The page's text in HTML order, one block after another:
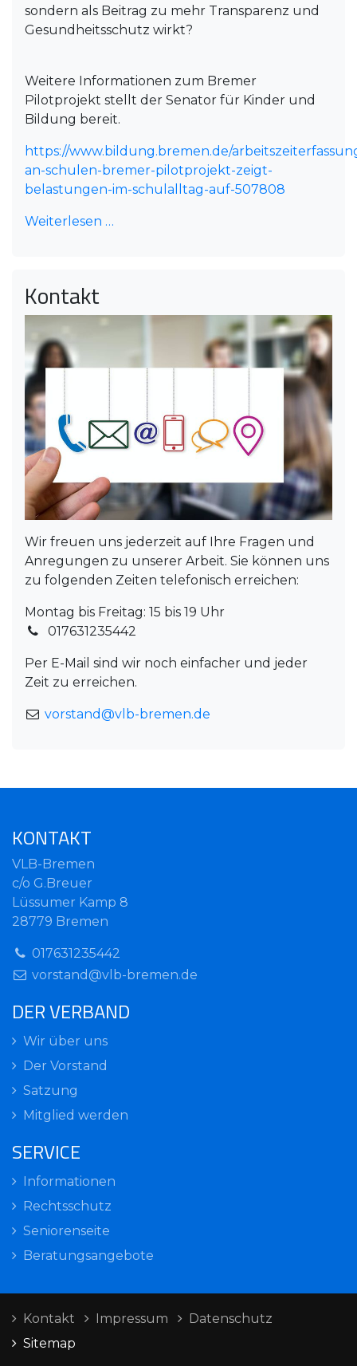
sondern als Beitrag zu mehr Transparenz und
Gesundheitsschutz wirkt?
Weitere Informationen zum Bremer
Pilotprojekt stellt der Senator für Kinder und
Bildung bereit.
https://www.bildung.bremen.de/
an-schulen-bremer-pilotprojekt-zeigt-
belastungen-im-schulalltag-auf-507808
Weiterlesen …
Kontakt
Wir freuen uns jederzeit auf Ihre Fragen und
Anregungen zu unserer Arbeit. Sie können uns
zu folgenden Zeiten telefonisch erreichen:
Montag bis Freitag: 15 bis 19 Uhr
017631235442
Per E-Mail sind wir noch einfacher und jeder
Zeit zu erreichen.
vorstand@vlb-bremen.de
KONTAKT
VLB-Bremen
c/o G.Breuer
Lüssumer Kamp 8
28779 Bremen
017631235442
vorstand@vlb-bremen.de
DER VERBAND
Wir über uns
Der Vorstand
Satzung
Mitglied werden
SERVICE
Informationen
Rechtsschutz
Seniorenseite
Beratungsangebote
Kontakt Impressum
Datenschutz
Sitemap